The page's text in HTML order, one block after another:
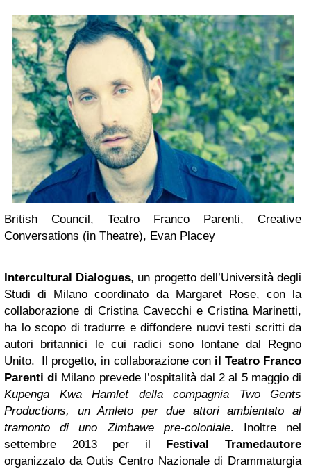
British Council, Teatro Franco Parenti, Creative
Conversations (in Theatre), Evan Placey
Intercultural Dialogues, un progetto dell’Università degli
Studi di Milano coordinato da Margaret Rose, con la
collaborazione di Cristina Cavecchi e Cristina Marinetti,
ha lo scopo di tradurre e diffondere nuovi testi scritti da
autori britannici le cui radici sono lontane dal Regno
Unito. Il progetto, in collaborazione con il Teatro Franco
Parenti di Milano prevede l’ospitalità dal 2 al 5 maggio di
Kupenga Kwa Hamlet della compagnia Two Gents
Productions, unAmleto per due attori ambientato al
tramonto di uno Zimbawe pre-coloniale. Inoltre nel
settembre 2013 per il Festival Tramedautore
organizzato da Outis Centro Nazionale di Drammaturgia